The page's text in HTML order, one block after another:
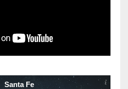
Santa Fe